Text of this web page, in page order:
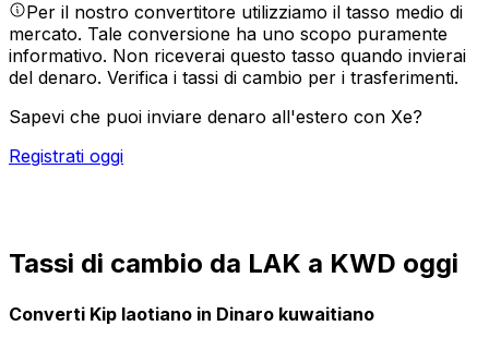
Per il nostro convertitore utilizziamo il tasso medio di
mercato. Tale conversione ha uno scopo puramente
informativo. Non riceverai questo tasso quando invierai
del denaro. Verifica i tassi di cambio per i trasferimenti.
Sapevi che puoi inviare denaro all'estero con Xe?
Registrati oggi
Tassi di cambio da LAK a KWD oggi
Converti Kip laotiano in Dinaro kuwaitiano